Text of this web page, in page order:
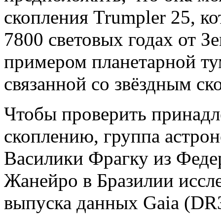
скопления Trumpler 25,
7800 световых годах от
примером планетарной
связанной со звёздным
Чтобы проверить
скоплению, группа
Василики Фрагку из
Жанейро в Бразилии
выпуска данных Gaia